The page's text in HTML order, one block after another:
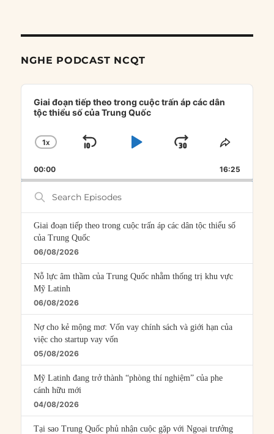
NGHE PODCAST NCQT
Audio
Player
Giai đoạn tiếp theo trong cuộc trấn áp các dân
tộc thiểu số của Trung Quốc
CHANGE
RATE
1X
SKIP
PLAYJUMP
FORWARD
SHARE
00:00 16:25
Search
Episodes
Giai đoạn tiếp theo trong cuộc trấn áp các dân tộc thiểu số
của Trung Quốc
06/08/2026
Nỗ lực âm thầm của Trung Quốc nhằm thống trị khu vực
Mỹ Latinh
06/08/2026
Nợ cho kẻ mộng mơ: Vốn vay chính sách và giới hạn của
việc cho startup vay vốn
05/08/2026
Mỹ Latinh đang trở thành “phòng thí nghiệm” của phe
cánh hữu mới
04/08/2026
Tại sao Trung Quốc phủ nhận cuộc gặp với Ngoại trưởng